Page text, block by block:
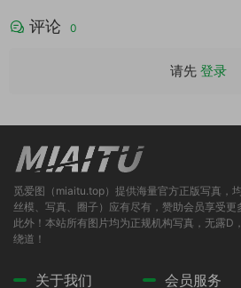
评论 0
请先 登录
觅爱图（miaitu.top）提供海量官方正版写真，
丝模、写真、圈子）应有尽有，赞助会员享受更
此外！本站所有图片均为正规机构写真，无露D
绕道！
关于我们 会员服务